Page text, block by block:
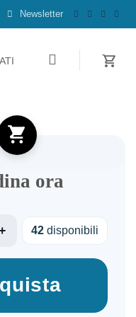
Newsletter
ora
KETTLE S1 EU
42 disponibili